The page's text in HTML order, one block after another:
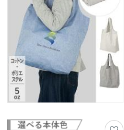
イントですね。